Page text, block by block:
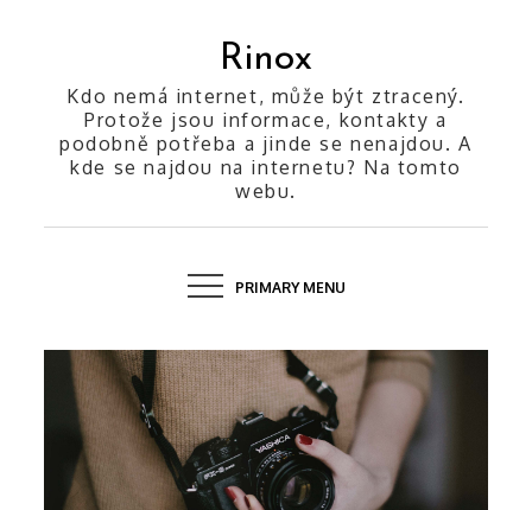
Rinox
Kdo nemá internet, může být ztracený.
Protože jsou informace, kontakty a
podobně potřeba a jinde se nenajdou. A
kde se najdou na internetu? Na tomto
webu.
PRIMARY MENU